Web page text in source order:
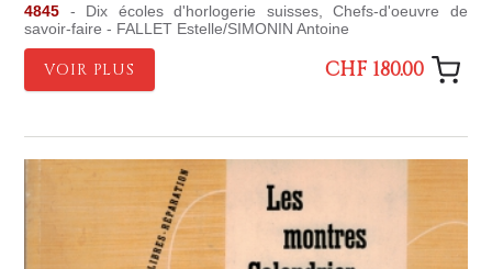
4845 - Dix écoles d'horlogerie suisses, Chefs-d'oeuvre de
savoir-faire - FALLET Estelle/SIMONIN Antoine
VOIR PLUS CHF 180.00